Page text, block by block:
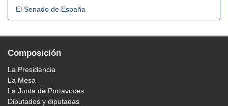
El Senado de España
Composición
La Presidencia
La Mesa
La Junta de Portavoces
Diputados y diputadas